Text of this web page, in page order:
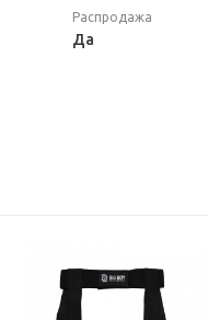
Распродажа
Да